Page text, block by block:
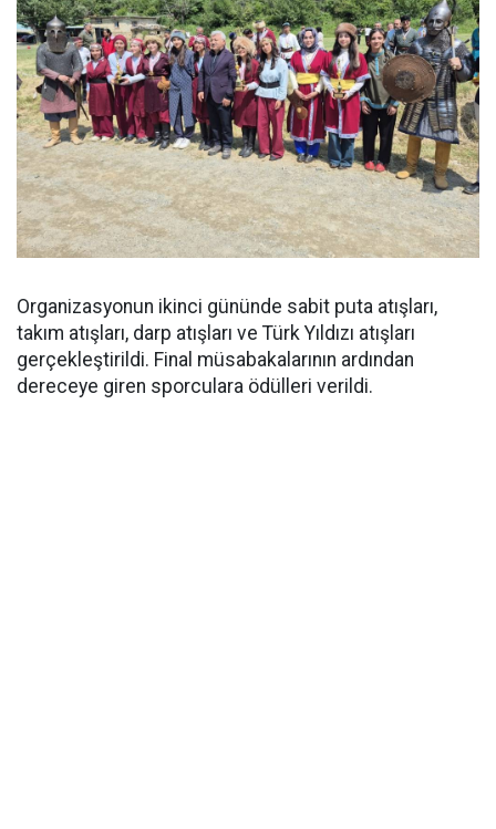
Organizasyonun ikinci gününde sabit puta atışları,
takım atışları, darp atışları ve Türk Yıldızı atışları
gerçekleştirildi. Final müsabakalarının ardından
dereceye giren sporculara ödülleri verildi.